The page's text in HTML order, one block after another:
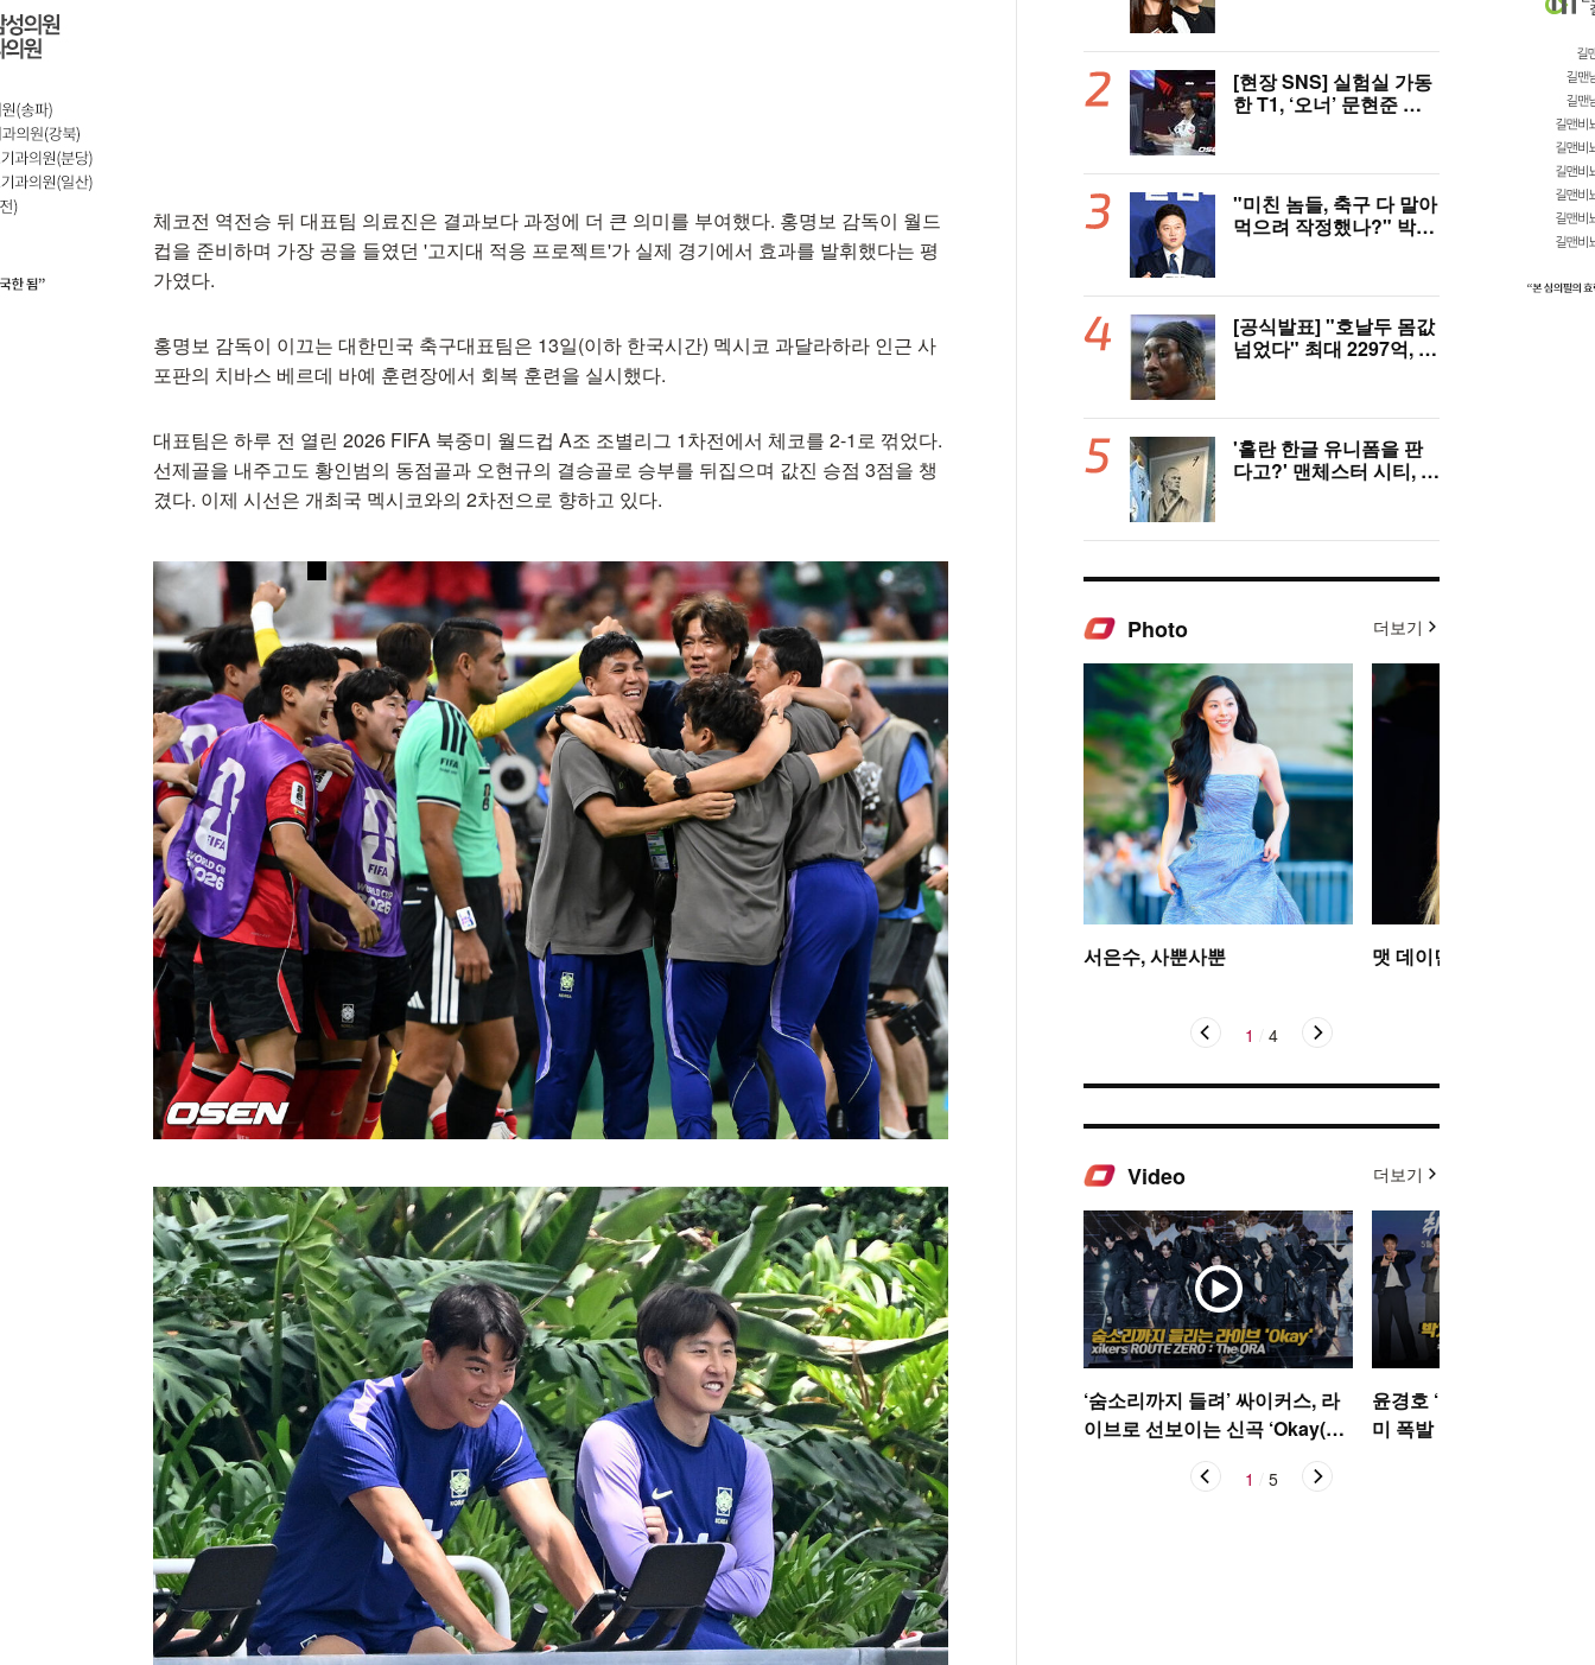
체코전 역전승 뒤 대표팀 의료진은 결과보다 과정에 더 큰 의미를 부여했다. 홍명보 감독이 월드
컵을 준비하며 가장 공을 들였던 '고지대 적응 프로젝트'가 실제 경기에서 효과를 발휘했다는 평
가였다.
홍명보 감독이 이끄는 대한민국 축구대표팀은 13일(이하 한국시간) 멕시코 과달라하라 인근 사
포판의 치바스 베르데 바예 훈련장에서 회복 훈련을 실시했다.
대표팀은 하루 전 열린 2026 FIFA 북중미 월드컵 A조 조별리그 1차전에서 체코를 2-1로 꺾었다.
선제골을 내주고도 황인범의 동점골과 오현규의 결승골로 승부를 뒤집으며 값진 승점 3점을 챙
겼다. 이제 시선은 개최국 멕시코와의 2차전으로 향하고 있다.
정
[현장 SNS] 실험실 가동
한 T1, ‘오너’ 문현준 선
"미친 놈들, 축구 다 말아
먹으려 작정했나?" 박문
"국제적 망신, 국제 문제
될 수도"
[공식발표] "호날두 몸값
넘었다" 최대 2297억, 초
다..."구단 역사상 가장
비싼 영입"
'홀란 한글 유니폼을 판
다고?' 맨체스터 시티, 팝
Photo 더보기
서은수, 사뿐사뿐 맷 데이먼 딸, 인형 미모
1 4
Video 더보기
‘숨소리까지 들려’ 싸이커스, 라
이브로 선보이는 신곡 ‘Okay(오
케이)’ [O! STAR]
윤경호 ‘골하트’ 박지훈 ‘저
미 폭발 포토타임 [O!
1 5